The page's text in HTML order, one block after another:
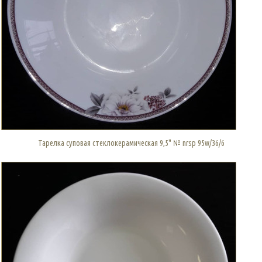
Тарелка суповая стеклокерамическая 9,5" № nrsp 95w/36/6